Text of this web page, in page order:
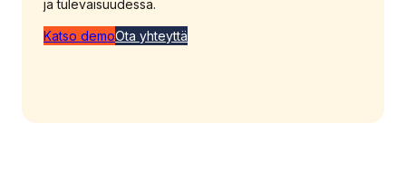
ja tulevaisuudessa.
Katso demoOta yhteyttä